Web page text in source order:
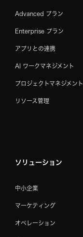
Advanced プラン
Enterprise プラン
アプリとの連携
AI ワークマネジメント
プロジェクトマネジメント
リソース管理
ソリューション
中小企業
マーケティング
オペレーション